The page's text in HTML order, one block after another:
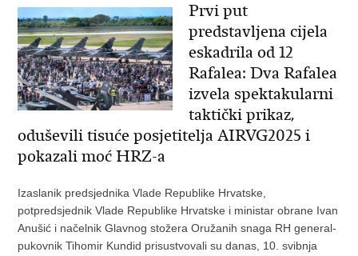
Prvi put
predstavljena cijela
eskadrila od 12
Rafalea: Dva Rafalea
izvela spektakularni
taktički prikaz,
oduševili tisuće posjetitelja AIRVG2025 i
pokazali moć HRZ-a
Izaslanik predsjednika Vlade Republike Hrvatske,
potpredsjednik Vlade Republike Hrvatske i ministar obrane Ivan
Anušić i načelnik Glavnog stožera Oružanih snaga RH general-
pukovnik Tihomir Kundid prisustvovali su danas, 10. svibnja